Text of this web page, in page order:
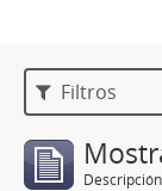
Filtros